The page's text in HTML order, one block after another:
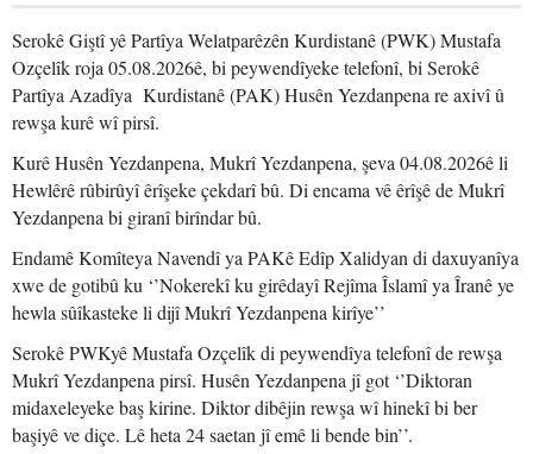
Serokê Giştî yê Partîya Welatparêzên Kurdistanê (PWK) Mustafa
Ozçelîk roja 05.08.2026ê, bi peywendîyeke telefonî, bi Serokê
Partîya Azadîya Kurdistanê (PAK) Husên Yezdanpena re axivî û
rewşa kurê wî pirsî.
Kurê Husên Yezdanpena, Mukrî Yezdanpena, şeva 04.08.2026ê li
Hewlêrê rûbirûyî êrîşeke çekdarî bû. Di encama vê êrîşê de Mukrî
Yezdanpena bi giranî birîndar bû.
Endamê Komîteya Navendî ya PAKê Edîp Xalidyan di daxuyanîya
xwe de gotibû ku ‘’Nokerekî ku girêdayî Rejîma Îslamî ya Îranê ye
hewla sûîkasteke li dijî Mukrî Yezdanpena kirîye’’
Serokê PWKyê Mustafa Ozçelîk di peywendîya telefonî de rewşa
Mukrî Yezdanpena pirsî. Husên Yezdanpena jî got ‘’Diktoran
midaxeleyeke baş kirine. Diktor dibêjin rewşa wî hinekî bi ber
başiyê ve diçe. Lê heta 24 saetan jî emê li bende bin’’.